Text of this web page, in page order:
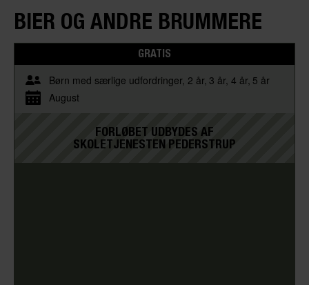
BIER OG ANDRE BRUMMERE
GRATIS
Børn med særlige udfordringer 2 år 3 år 4 år 5 år
August
FORLØBET UDBYDES AF
SKOLETJENESTEN PEDERSTRUP